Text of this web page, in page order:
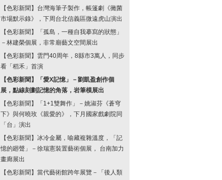
【色彩新聞】台灣海筆子製作，帳篷劇《黴菌
市場默示錄》，下周台北信義區微遠虎山演出
【色彩新聞】「孤島，一種自我摹寫的狀態」
－林建榮個展，非常廟藝文空間展出
【色彩新聞】雲門40周年，8縣市3萬人，同步
看「稻禾」首演
【色彩新聞】「愛X記憶」－劉凱盈創作個
展，點線刻劃記憶的角落，岩筆模展出
【色彩新聞】「1+1雙舞作」－姚淑芬《蒼穹
下》與何曉玫《親愛的》，下月國家戲劇院同
「台」演出
【色彩新聞】冰冷金屬，喻藏複雜溫度，「記
憶的廻聲」－徐瑞憲裝置藝術個展， 台南加力
畫廊展出
【色彩新聞】當代藝術館跨年展覽－「後人類